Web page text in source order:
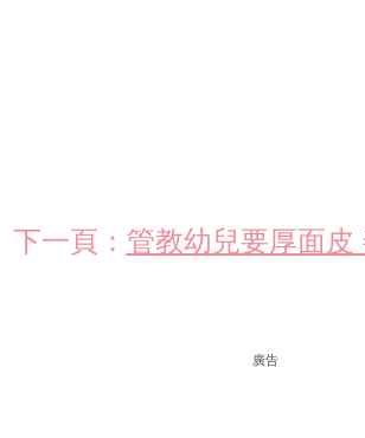
下一頁： 管教幼兒要厚面皮
廣告